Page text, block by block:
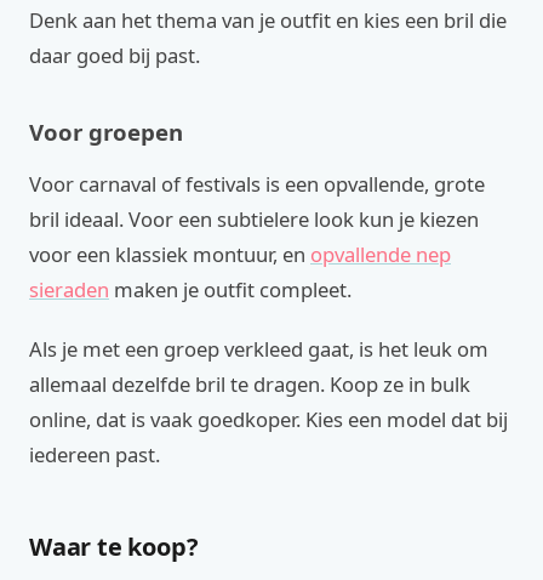
Denk aan het thema van je outfit en kies een bril die
daar goed bij past.
Voor groepen
Voor carnaval of festivals is een opvallende, grote
bril ideaal. Voor een subtielere look kun je kiezen
voor een klassiek montuur, en opvallende nep
sieraden maken je outfit compleet.
Als je met een groep verkleed gaat, is het leuk om
allemaal dezelfde bril te dragen. Koop ze in bulk
online, dat is vaak goedkoper. Kies een model dat bij
iedereen past.
Waar te koop?